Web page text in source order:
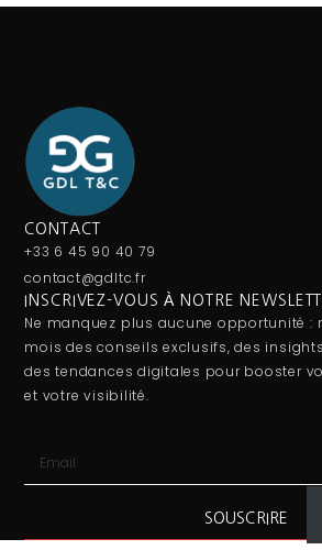
CONTACT
+33 6 45 90 40 79
contact@gdltc.fr
INSCRIVEZ-VOUS À NOTRE
Ne manquez plus aucune opportunité :
mois des conseils exclusifs, des
des tendances digitales pour booster
et votre visibilité.
SOUSCRIRE